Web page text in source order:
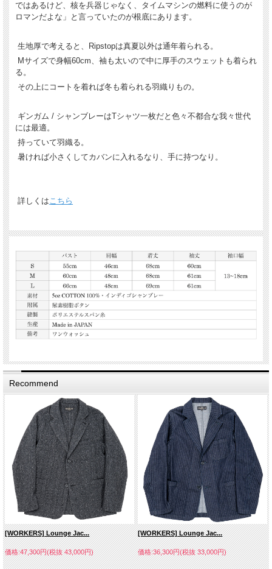
ではあるけど、核を兵器じゃなく、タイムマシンの燃料に使うのが
ロマンだよな」と言っていたのが根底にあります。
生地厚で考えると、Ripstopは真夏以外は通年着られる。
Mサイズで身幅60cm、袖も太いので中に厚手のスウェットも着られ
る。
その上にコートを着れば冬も着られる羽織りもの。
ギンガム / シャンブレーはTシャツ一枚だと色々不都合な我々世代
には最適。
持っていて羽織る。
暑ければ小さくしてカバンに入れるなり、手に持つなり。
詳しくはこちら
Recommend
[WORKERS] Lounge Jac...
価格:47,300円(税抜 43,000円)
[WORKERS] Lounge Jac...
価格:36,300円(税抜 33,000円)